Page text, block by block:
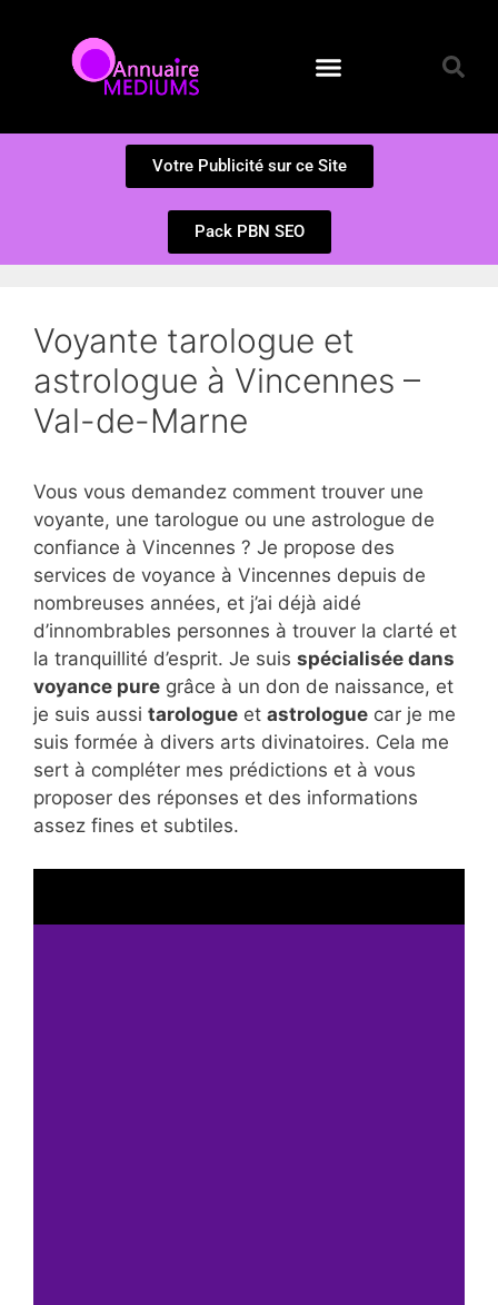
Votre Publicité sur ce Site
Pack PBN SEO
Voyante tarologue et
astrologue à Vincennes –
Val-de-Marne
Vous vous demandez comment trouver une
voyante, une tarologue ou une astrologue de
confiance à Vincennes ? Je propose des
services de voyance à Vincennes depuis de
nombreuses années, et j’ai déjà aidé
d’innombrables personnes à trouver la clarté et
la tranquillité d’esprit. Je suis spécialisée dans
voyance pure grâce à un don de naissance, et
je suis aussi tarologue et astrologue car je me
suis formée à divers arts divinatoires. Cela me
sert à compléter mes prédictions et à vous
proposer des réponses et des informations
assez fines et subtiles.